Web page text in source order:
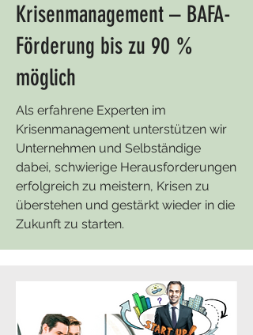
Krisenmanagement – BAFA-
Förderung bis zu 90 %
möglich
Als erfahrene Experten im
Krisenmanagement unterstützen wir
Unternehmen und Selbständige
dabei, schwierige Herausforderungen
erfolgreich zu meistern, Krisen zu
überstehen und gestärkt wieder in die
Zukunft zu starten.